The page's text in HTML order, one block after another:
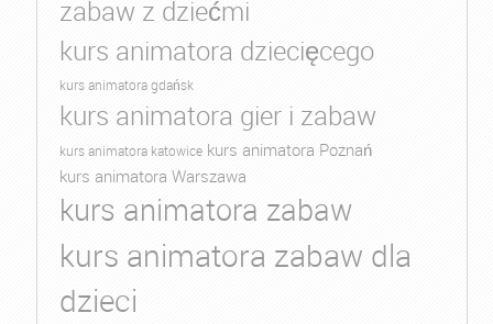
zabaw z dziećmi
kurs animatora dziecięcego
kurs animatora gdańsk
kurs animatora gier i zabaw
kurs animatora katowice kurs animatora Poznań
kurs animatora Warszawa
kurs animatora zabaw
kurs animatora zabaw dla
dzieci